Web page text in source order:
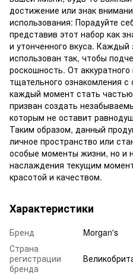
достижение или знак
использования: Порадуйте
представив этот набор как
и утонченного вкуса.
использован так, чтобы
роскошность. От
тщательного ознакомления
каждый момент стать
призван создать
которым не оставит
Таким образом, данный
личное пространство или
особые моменты жизни, но и
наслаждения текущим
красотой и качеством.
Характеристики
Бренд
Morgan's
Страна
регистрации
бренда